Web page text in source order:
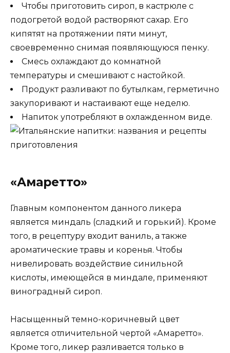
Чтобы приготовить сироп, в кастрюле с
подогретой водой растворяют сахар. Его
кипятят на протяжении пяти минут,
своевременно снимая появляющуюся пенку.
Смесь охлаждают до комнатной
температуры и смешивают с настойкой.
Продукт разливают по бутылкам, герметично
закупоривают и настаивают еще неделю.
Напиток употребляют в охлажденном виде.
«Амаретто»
Главным компонентом данного ликера
является миндаль (сладкий и горький). Кроме
того, в рецептуру входит ваниль, а также
ароматические травы и коренья. Чтобы
нивелировать воздействие синильной
кислоты, имеющейся в миндале, применяют
виноградный сироп.
Насыщенный темно-коричневый цвет
является отличительной чертой «Амаретто».
Кроме того, ликер разливается только в